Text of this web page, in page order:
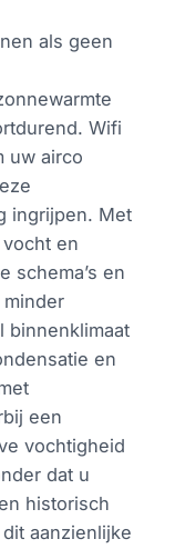
als geen
Wifi
uw airco
ingrijpen. Met
en
schema’s en
binnenklimaat
en
een
vochtigheid
dat u
historisch
aanzienlijke